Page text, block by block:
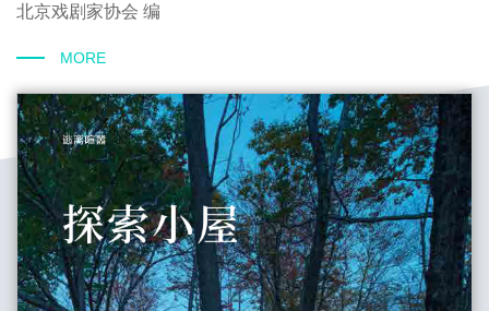
北京戏剧家协会 编
MORE